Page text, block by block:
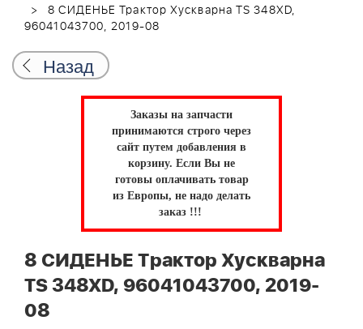
8 СИДЕНЬЕ Трактор Хускварна TS 348XD,
96041043700, 2019-08
Назад
Заказы на запчасти
принимаются строго через
сайт путем добавления в
корзину. Если Вы не
готовы оплачивать товар
из Европы, не надо делать
заказ !!!
8 СИДЕНЬЕ Трактор Хускварна
TS 348XD, 96041043700, 2019-
08